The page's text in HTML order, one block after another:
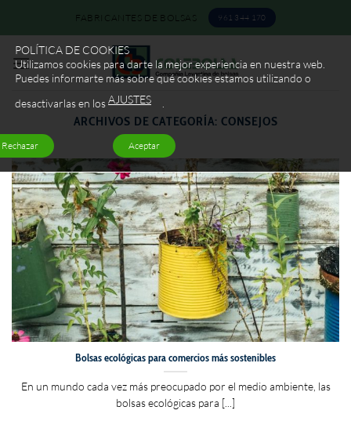
contenido
FABRICANTES DE BOLSAS 961 344 170
ARCHIVOS DE CATEGORÍA: CONSEJOS
Bolsas ecológicas para comercios más sostenibles
En un mundo cada vez más preocupado por el medio ambiente, las
bolsas ecológicas para [...]
POLÍTICA DE COOKIES
Utilizamos cookies para darte la mejor experiencia en nuestra web.
Puedes informarte más sobre qué cookies estamos utilizando o
desactivarlas en losAJUSTES
Aceptar
Rechazar